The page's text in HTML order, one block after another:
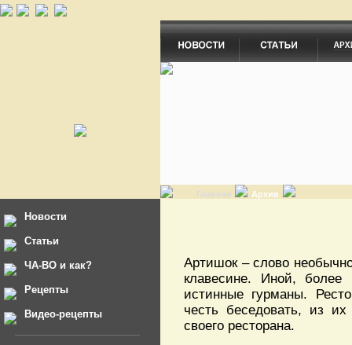
Главная Архив
Новости
Статьи
ЧА-ВО и как?
Рецепты
Видео-рецепты
Артишок – слово
клавесине. Иной,
истинные гурманы.
честь беседовать, из
своего ресторана.